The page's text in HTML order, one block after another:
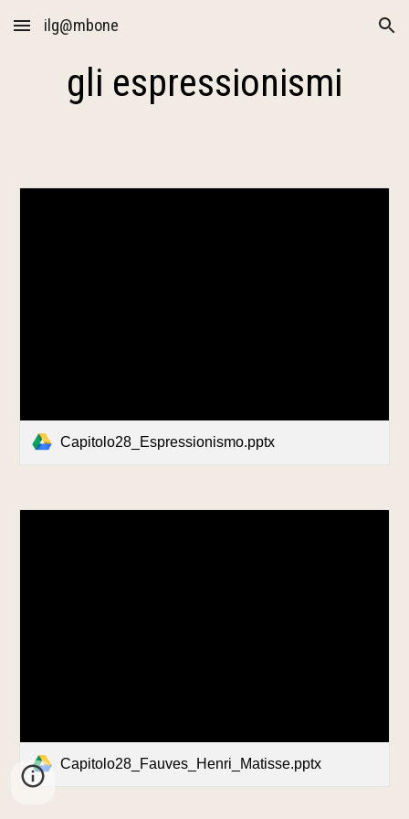
Skip to main content Skip to navigation
ilg@mbone
gli espressionismi
Capitolo28_Espressionismo.pptx
Capitolo28_Fauves_Henri_Matisse.pptx